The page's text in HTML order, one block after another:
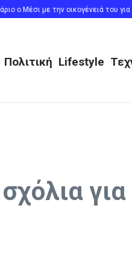
ο Μέσι με την οικογένειά του για
Πολιτική Lifestyle